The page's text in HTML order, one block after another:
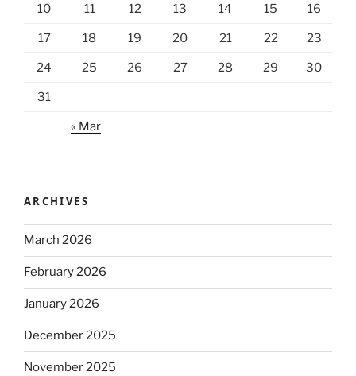
10 11 12 13 14 15 16
17 18 19 20 21 22 23
24 25 26 27 28 29 30
31
« Mar
ARCHIVES
March 2026
February 2026
January 2026
December 2025
November 2025